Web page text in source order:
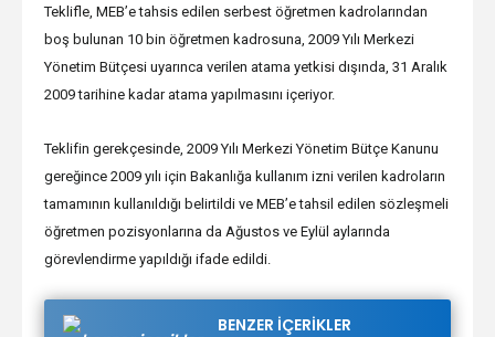
Teklifle, MEB’e tahsis edilen serbest öğretmen kadrolarından
boş bulunan 10 bin öğretmen kadrosuna, 2009 Yılı Merkezi
Yönetim Bütçesi uyarınca verilen atama yetkisi dışında, 31 Aralık
2009 tarihine kadar atama yapılmasını içeriyor.
Teklifin gerekçesinde, 2009 Yılı Merkezi Yönetim Bütçe Kanunu
gereğince 2009 yılı için Bakanlığa kullanım izni verilen kadroların
tamamının kullanıldığı belirtildi ve MEB’e tahsil edilen sözleşmeli
öğretmen pozisyonlarına da Ağustos ve Eylül aylarında
görevlendirme yapıldığı ifade edildi.
BENZER İÇERİKLER